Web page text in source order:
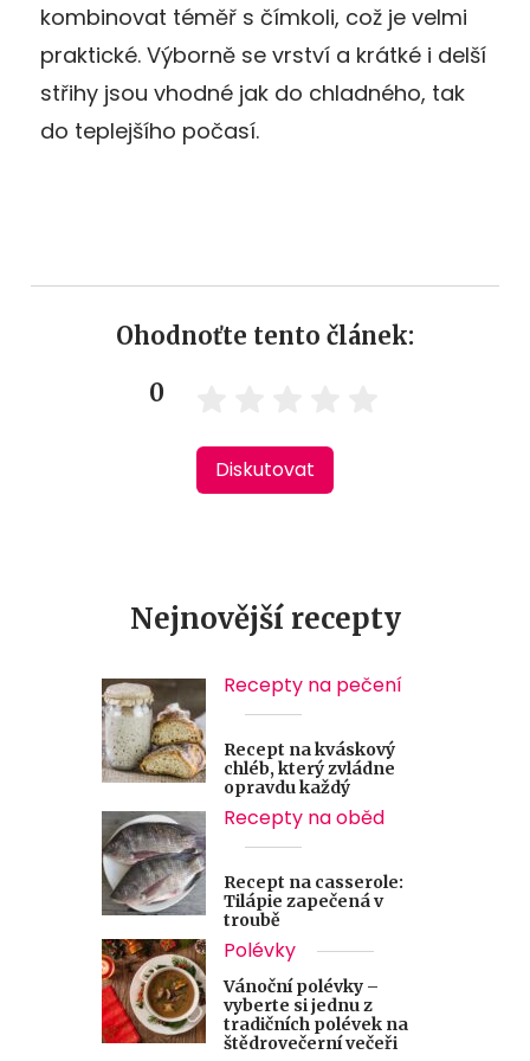
kombinovat téměř s čímkoli, což je velmi
praktické. Výborně se vrství a krátké i delší
střihy jsou vhodné jak do chladného, tak
do teplejšího počasí.
Ohodnoťte tento článek:
0
Diskutovat
Nejnovější recepty
Recepty na pečení
Recept na kváskový
chléb, který zvládne
opravdu každý
Recepty na oběd
Recept na casserole:
Tilápie zapečená v
troubě
Polévky
Vánoční polévky –
vyberte si jednu z
tradičních polévek na
štědrovečerní večeři